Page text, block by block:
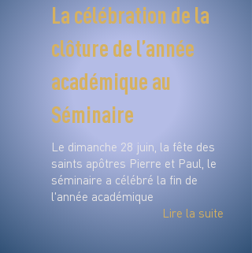
La célébration de la
clôture de l’année
académique au
Séminaire
Le dimanche 28 juin, la fête des
saints apôtres Pierre et Paul, le
séminaire a célébré la fin de
l'année académique
Lire la suite